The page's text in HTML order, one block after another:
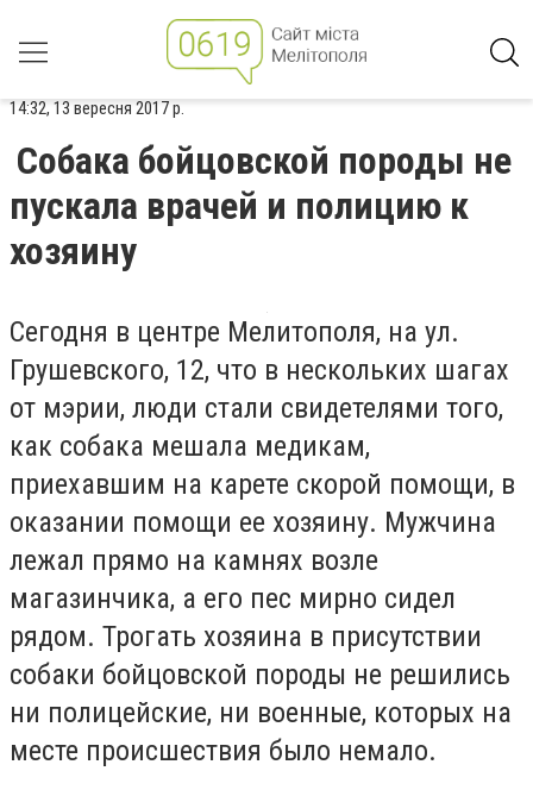
14:32, 13 вересня 2017 р.
Собака бойцовской породы не
пускала врачей и полицию к
хозяину
Сегодня в центре Мелитополя, на ул.
Грушевского, 12, что в нескольких шагах
от мэрии, люди стали свидетелями того,
как собака мешала медикам,
приехавшим на карете скорой помощи, в
оказании помощи ее хозяину. Мужчина
лежал прямо на камнях возле
магазинчика, а его пес мирно сидел
рядом. Трогать хозяина в присутствии
собаки бойцовской породы не решились
ни полицейские, ни военные, которых на
месте происшествия было немало.